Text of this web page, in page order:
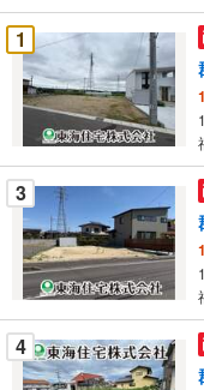
件
を
マ
イ
ー
ジ
に
保
存
す
る
1
3
4